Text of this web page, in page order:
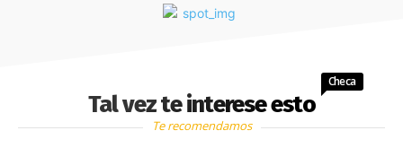
Tal vez te interese esto
Checa
Te recomendamos